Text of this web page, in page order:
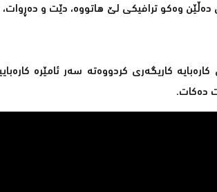
دەڵێن وەكو ترافیكی لێ هاتووە، دێت و
كارەبایە كاریگەری كردووەتە سەر ئامێرە
دەكات.